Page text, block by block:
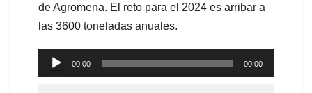
de Agromena. El reto para el 2024 es arribar a
las 3600 toneladas anuales.
Reproductor
de
00:00 00:00